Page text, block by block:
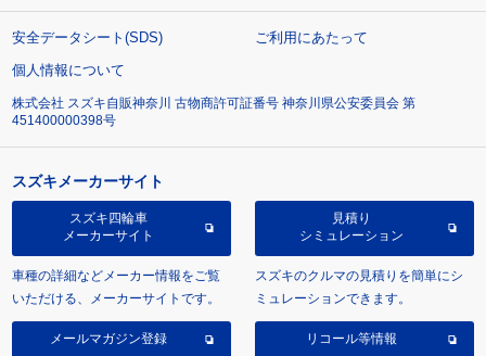
安全データシート(SDS)
ご利用にあたって
個人情報について
株式会社 スズキ自販神奈川 古物商許可証番号 神奈川県公安委員会 第
451400000398号
スズキメーカーサイト
スズキ四輪車
メーカーサイト
車種の詳細などメーカー情報をご覧
いただける、メーカーサイトです。
見積り
シミュレーション
スズキのクルマの見積りを簡単にシ
ミュレーションできます。
メールマガジン登録 リコール等情報